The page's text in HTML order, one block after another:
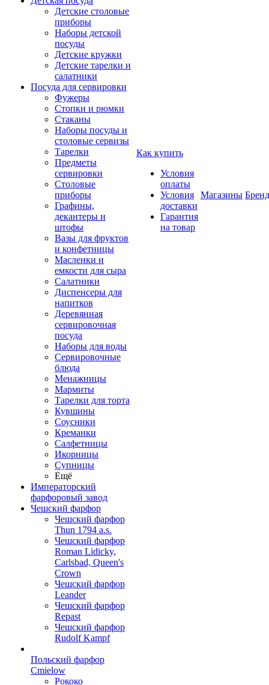
Детские столовые
приборы
Наборы детской
посуды
Детские кружки
Детские тарелки и
салатники
Посуда для сервировки
Фужеры
Стопки и рюмки
Стаканы
Наборы посуды и
столовые сервизы
Тарелки
Предметы
сервировки
Столовые
приборы
Графины,
декантеры и
штофы
Вазы для фруктов
и конфетницы
Масленки и
емкости для сыра
Салатники
Диспенсеры для
напитков
Деревянная
сервировочная
посуда
Наборы для воды
Сервировочные
блюда
Менажницы
Мармиты
Тарелки для торта
Кувшины
Соусники
Креманки
Салфетницы
Икорницы
Супницы
Ещё
Императорский
фарфоровый завод
Чешский фарфор
Чешский фарфор
Thun 1794 a.s.
Чешский фарфор
Roman Lidicky,
Carlsbad, Queen's
Crown
Чешский фарфор
Leander
Чешский фарфор
Repast
Чешский фарфор
Rudolf Kampf
Польский фарфор
Сmielow
Рококо
Как купить
Условия
оплаты
Условия
доставки
Гарантия
на товар
Магазины